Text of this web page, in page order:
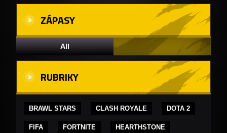
ZÁPASY
All
RUBRIKY
BRAWL STARS CLASH ROYALE DOTA 2
FIFA FORTNITE HEARTHSTONE